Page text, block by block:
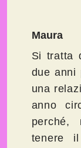
Maura
Si tratta
due anni
una
anno
tenere